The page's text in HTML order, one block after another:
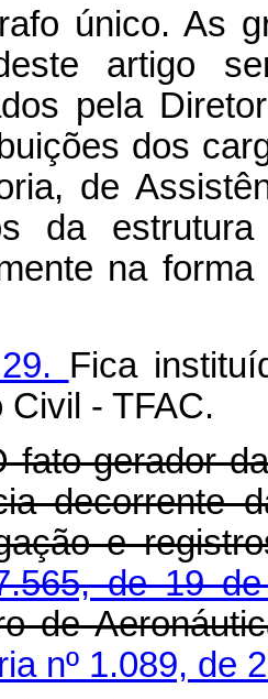
único. As
artigo
pela
dos
de
da
na
Fica
Civil - TFAC.
fato gerador
decorrente
e
de 19
de
nº 1.089, de